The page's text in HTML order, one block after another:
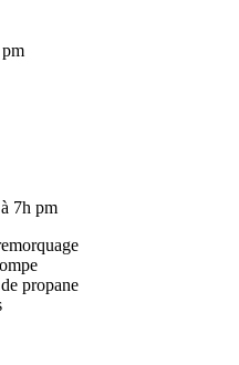
7h pm
propane